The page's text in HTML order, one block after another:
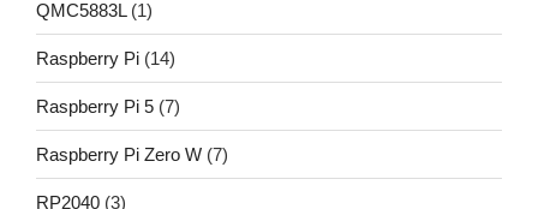
QMC5883L(1)
Raspberry Pi (14)
Raspberry Pi 5 (7)
Raspberry Pi Zero W (7)
RP2040 (3)